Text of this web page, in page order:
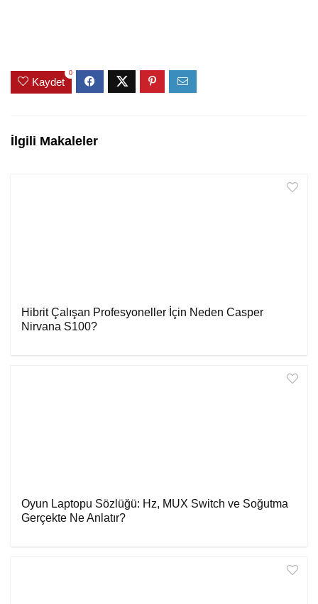
Kaydet
0
İlgili Makaleler
Hibrit Çalışan Profesyoneller İçin Neden Casper
Nirvana S100?
Oyun Laptopu Sözlüğü: Hz, MUX Switch ve Soğutma
Gerçekte Ne Anlatır?